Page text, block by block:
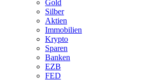
Gold
Silber
Aktien
Immobilien
Krypto
Sparen
Banken
EZB
FED